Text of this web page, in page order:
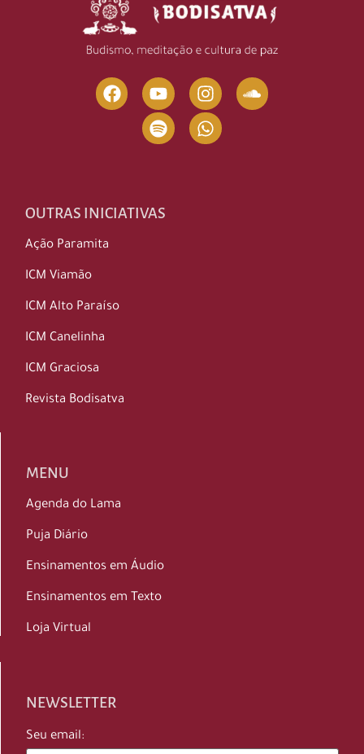
OUTRAS INICIATIVAS
Ação Paramita
ICM Viamão
ICM Alto Paraíso
ICM Canelinha
ICM Graciosa
Revista Bodisatva
MENU
Agenda do Lama
Puja Diário
Ensinamentos em Áudio
Ensinamentos em Texto
Loja Virtual
NEWSLETTER
Seu email: